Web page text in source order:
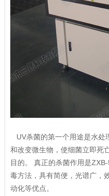
UV杀菌的第一个用途是水处
和改变微生物，使细菌立即死
目的。 真正的杀菌作用是ZXB-
毒方法，具有简便，光谱广，
动化等优点。